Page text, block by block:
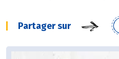
Partager sur